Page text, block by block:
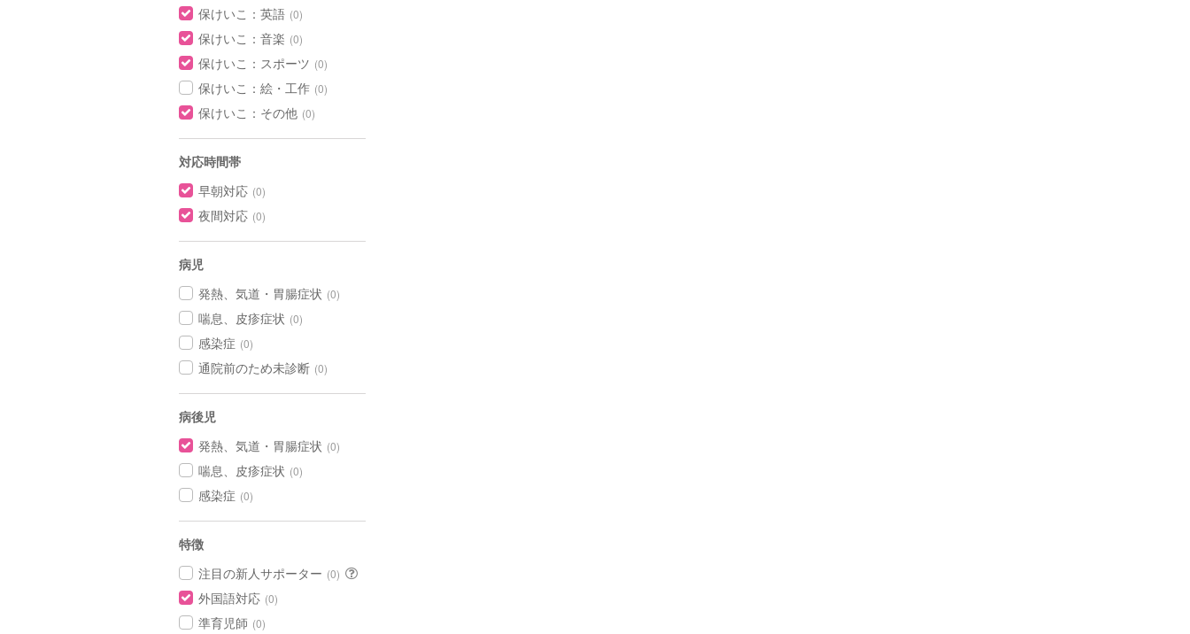
保けいこ：英語 (0)
保けいこ：音楽 (0)
保けいこ：スポーツ (0)
保けいこ：絵・工作 (0)
保けいこ：その他 (0)
対応時間帯
早朝対応 (0)
夜間対応 (0)
病児
発熱、気道・胃腸症状 (0)
喘息、皮疹症状 (0)
感染症 (0)
通院前のため未診断 (0)
病後児
発熱、気道・胃腸症状 (0)
喘息、皮疹症状 (0)
感染症 (0)
特徴
注目の新人サポーター (0)
外国語対応 (0)
準育児師 (0)